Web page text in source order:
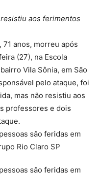
aos ferimentos
anos, morreu após
(27), na Escola
Vila Sônia, em São
pelo ataque, foi
mas não resistiu aos
professores e dois